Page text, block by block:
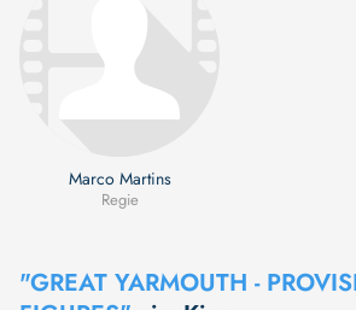
Marco Martins
Regie
"GREAT YARMOUTH -